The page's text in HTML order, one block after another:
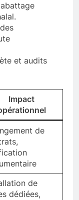
abattage
et audits
Impact
de
de
dédiées,